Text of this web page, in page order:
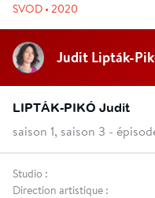
SVOD • 2020
Judit Lipták-
LIPTÁK-PIKÓ Judit
saison 1, saison 3 -
Studio :
Direction artistique :